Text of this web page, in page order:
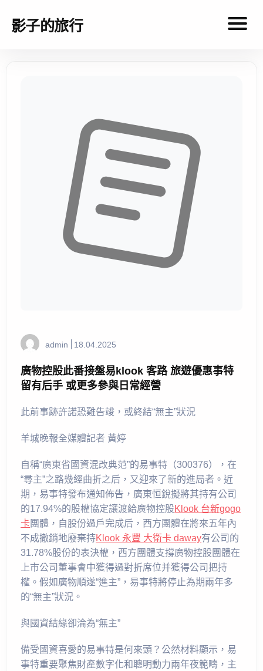
影子的旅行
admin 18.04.2025
廣物控股此番接盤易klook 客路 旅遊優惠事特
留有后手 或更多參與日常經營
此前事跡許諾恐難告竣，或終結“無主”狀況
羊城晚報全媒體記者 黃婷
自稱“廣東省國資混改典范”的易事特（300376），在
“尋主”之路幾經曲折之后，又迎來了新的進局者。近
期，易事特發布通知佈告，廣東恒銳擬將其持有公司
的17.94%的股權協定讓渡給廣物控股Klook 台新gogo
卡團體，自股份過戶完成后，西方團體在將來五年內
不成撤銷地廢棄持Klook 永豐 大衛卡 daway有公司的
31.78%股份的表決權，西方團體支撐廣物控股團體在
上市公司董事會中獲得過對折席位并獲得公司把持
權。假如廣物順遂“進主”，易事特將停止為期兩年多
的“無主”狀況。
與國資結緣卻淪為“無主”
備受國資喜愛的易事特是何來頭？公然材料顯示，易
事特重要聚焦財產數字化和聰明動力兩年夜範疇，主